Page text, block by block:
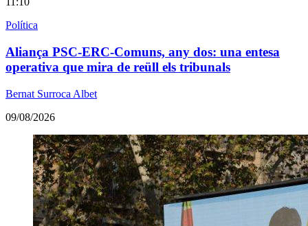
Política
Aliança PSC-ERC-Comuns, any dos: una entesa
operativa que mira de reüll els tribunals
Bernat Surroca Albet
09/08/2026